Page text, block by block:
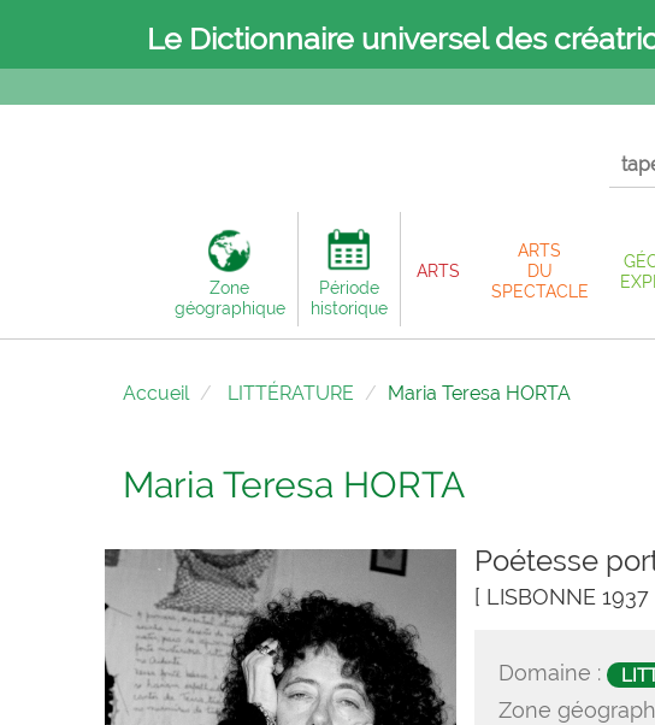
Le Dictionnaire universel des
Zone
géographique
Période
historique
ARTS
ARTS
DU
SPECTACLE
Accueil LITTÉRATURE Maria Teresa HORTA
Maria Teresa HORTA
Poétesse
[ LISBONNE
Domaine :
Zone